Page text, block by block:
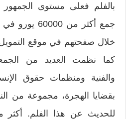
بالفلم فعلى مستوى
جمع أكثر من
كما نظمت العديد من
والفنية ومنظمات حقوق
بقضايا الهجرة، مجموعة من
للحديث عن هذا الفلم. أكثر